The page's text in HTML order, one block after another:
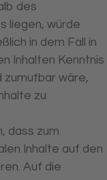
des
liegen, würde
in dem Fall in
Inhalten Kenntnis
zumutbar wäre,
zu
dass zum
Inhalte auf den
Auf die